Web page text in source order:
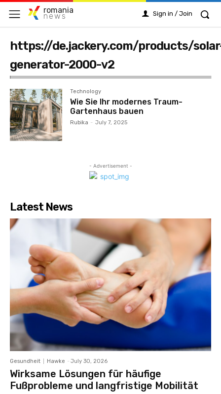
romania
news Sign in / Join
https://de.jackery.com/products/
generator-2000-v2
Technology
Wie Sie Ihr modernes Traum-
Gartenhaus bauen
Rubika - July 7, 2025
- Advertisement -
Latest News
Gesundheit Hawke - July 30, 2026
Wirksame Lösungen für häufige
Fußprobleme und langfristige Mobilität